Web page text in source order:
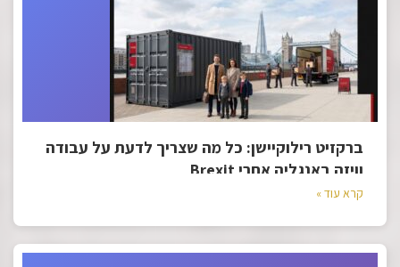
ברקזיט רילוקיישן: כל מה שצריך לדעת על עבודה
וויזה באנגליה אחרי Brexit
קרא עוד »